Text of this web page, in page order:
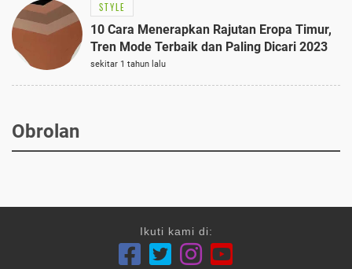
STYLE
10 Cara Menerapkan Rajutan Eropa Timur,
Tren Mode Terbaik dan Paling Dicari 2023
sekitar 1 tahun lalu
Obrolan
Ikuti kami di: